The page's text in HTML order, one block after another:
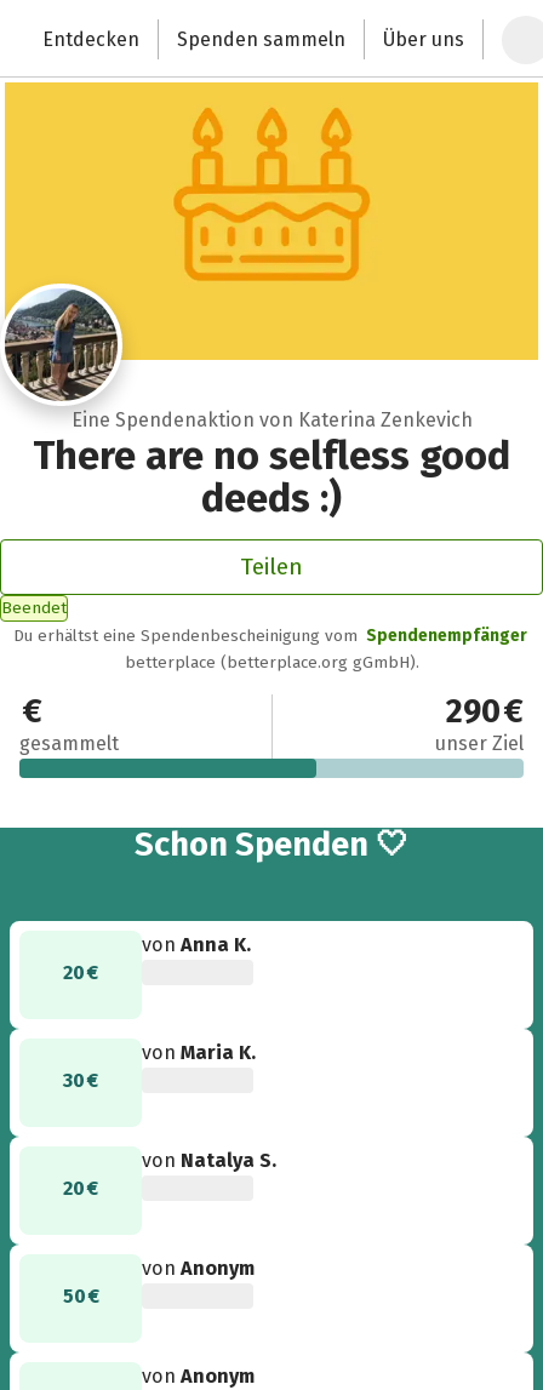
Deutschlands größte Spendenplattform
Entdecken Spenden sammeln Über uns
Eine Spendenaktion von Katerina Zenkevich
There are no selfless good
deeds :)
Teilen
Beendet
Du erhältst eine Spendenbescheinigung vom Spendenempfänger
betterplace (betterplace.org gGmbH).
170 €
gesammelt
290 €
unser Ziel
Schon 5
Spenden 🤍
20 €
vonAnna K.
30 €
vonMaria K.
20 €
von Natalya S.
50 €
vonAnonym
vonAnonym